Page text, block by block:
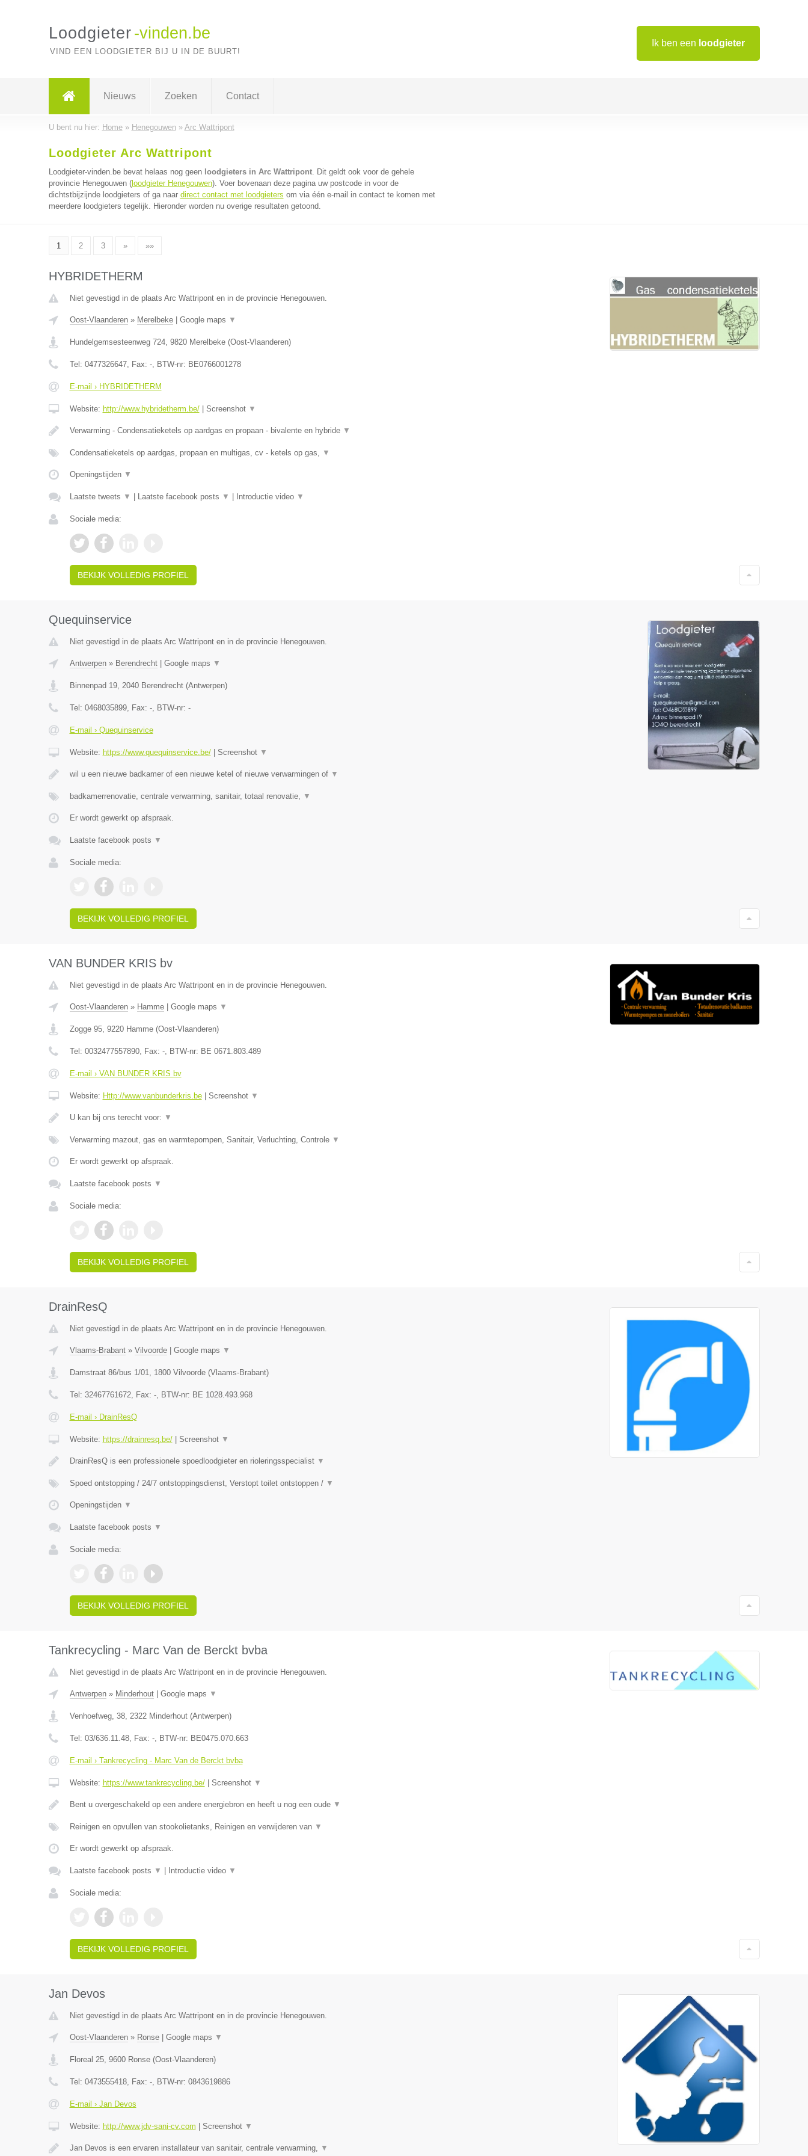
Ik ben een loodgieter
Loodgieter -vinden.be
VIND EEN LOODGIETER BIJ U IN DE BUURT!
Nieuws Zoeken Contact
U bent nu hier: Home» Henegouwen» Arc Wattripont
Loodgieter Arc Wattripont
Loodgieter-vinden.be bevat helaas nog geen loodgieters in Arc Wattripont. Dit geldt ook voor de gehele
provincie Henegouwen (loodgieter Henegouwen). Voer bovenaan deze pagina uw postcode in voor de
dichtstbijzijnde loodgieters of ga naar direct contact met loodgieters om via één e-mail in contact te komen met
meerdere loodgieters tegelijk. Hieronder worden nu overige resultaten getoond.
1 2 3 » »»
HYBRIDETHERM
Niet gevestigd in de plaats Arc Wattripont en in de provincie Henegouwen.
Oost-Vlaanderen» Merelbeke| Google maps ▼
Hundelgemsesteenweg 724, 9820 Merelbeke(Oost-Vlaanderen)
Tel: 0477326647, Fax: -, BTW-nr: BE0766001278
E-mail › HYBRIDETHERM
Website: http://www.hybridetherm.be/| Screenshot ▼
Verwarming - Condensatieketels op aardgas en propaan - bivalente en hybride ▼
Condensatieketels op aardgas, propaan en multigas, cv - ketels op gas, ▼
Openingstijden ▼
Laatste tweets ▼ Laatste facebook posts ▼ Introductie video ▼
Sociale media:
BEKIJK VOLLEDIG PROFIEL
Quequinservice
Niet gevestigd in de plaats Arc Wattripont en in de provincie Henegouwen.
Antwerpen» Berendrecht| Google maps ▼
Binnenpad 19, 2040 Berendrecht(Antwerpen)
Tel: 0468035899, Fax: -, BTW-nr: -
E-mail › Quequinservice
Website: https://www.quequinservice.be/| Screenshot ▼
wil u een nieuwe badkamer of een nieuwe ketel of nieuwe verwarmingen of ▼
badkamerrenovatie, centrale verwarming, sanitair, totaal renovatie, ▼
Er wordt gewerkt op afspraak.
Laatste facebook posts ▼
Sociale media:
BEKIJK VOLLEDIG PROFIEL
VAN BUNDER KRIS bv
Niet gevestigd in de plaats Arc Wattripont en in de provincie Henegouwen.
Oost-Vlaanderen» Hamme| Google maps ▼
Zogge 95, 9220 Hamme(Oost-Vlaanderen)
Tel: 0032477557890, Fax: -, BTW-nr: BE 0671.803.489
E-mail › VAN BUNDER KRIS bv
Website: Http://www.vanbunderkris.be| Screenshot ▼
U kan bij ons terecht voor: ▼
Verwarming mazout, gas en warmtepompen, Sanitair, Verluchting, Controle ▼
Er wordt gewerkt op afspraak.
Laatste facebook posts ▼
Sociale media:
BEKIJK VOLLEDIG PROFIEL
DrainResQ
Niet gevestigd in de plaats Arc Wattripont en in de provincie Henegouwen.
Vlaams-Brabant» Vilvoorde| Google maps ▼
Damstraat 86/bus 1/01, 1800 Vilvoorde(Vlaams-Brabant)
Tel: 32467761672, Fax: -, BTW-nr: BE 1028.493.968
E-mail › DrainResQ
Website: https://drainresq.be/| Screenshot ▼
DrainResQ is een professionele spoedloodgieter en rioleringsspecialist ▼
Spoed ontstopping / 24/7 ontstoppingsdienst, Verstopt toilet ontstoppen / ▼
Openingstijden ▼
Laatste facebook posts ▼
Sociale media:
BEKIJK VOLLEDIG PROFIEL
Tankrecycling - Marc Van de Berckt bvba
Niet gevestigd in de plaats Arc Wattripont en in de provincie Henegouwen.
Antwerpen» Minderhout| Google maps ▼
Venhoefweg, 38, 2322 Minderhout(Antwerpen)
Tel: 03/636.11.48, Fax: -, BTW-nr: BE0475.070.663
E-mail › Tankrecycling - Marc Van de Berckt bvba
Website: https://www.tankrecycling.be/| Screenshot ▼
Bent u overgeschakeld op een andere energiebron en heeft u nog een oude ▼
Reinigen en opvullen van stookolietanks, Reinigen en verwijderen van ▼
Er wordt gewerkt op afspraak.
Laatste facebook posts ▼ Introductie video ▼
Sociale media:
BEKIJK VOLLEDIG PROFIEL
Jan Devos
Niet gevestigd in de plaats Arc Wattripont en in de provincie Henegouwen.
Oost-Vlaanderen» Ronse| Google maps ▼
Floreal 25, 9600 Ronse(Oost-Vlaanderen)
Tel: 0473555418, Fax: -, BTW-nr: 0843619886
E-mail › Jan Devos
Website: http://www.jdv-sani-cv.com Screenshot ▼
Jan Devos is een ervaren installateur van sanitair, centrale verwarming, ▼